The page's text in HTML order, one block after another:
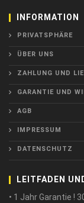
INFORMATION
PRIVATSPHÄRE
ÜBER UNS
ZAHLUNG UND
GARANTIE UND
AGB
IMPRESSUM
DATENSCHUTZ
LEITFADEN
• 1 Jahr Garantie !